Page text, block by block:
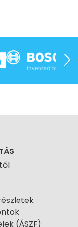
(ÁSZF)